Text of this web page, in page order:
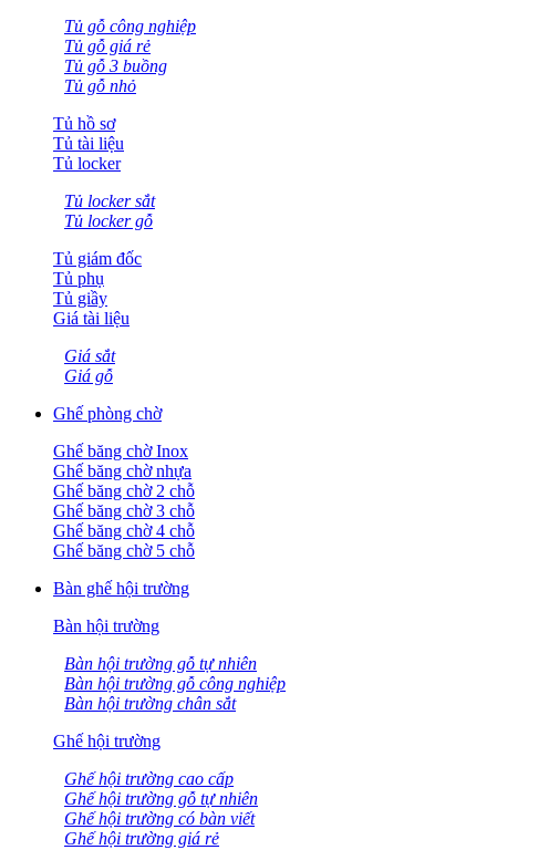
Tủ gỗ công nghiệp
Tủ gỗ giá rẻ
Tủ gỗ 3 buồng
Tủ gỗ nhỏ
Tủ hồ sơ
Tủ tài liệu
Tủ locker
Tủ locker sắt
Tủ locker gỗ
Tủ giám đốc
Tủ phụ
Tủ giầy
Giá tài liệu
Giá sắt
Giá gỗ
Ghế phòng chờ
Ghế băng chờ Inox
Ghế băng chờ nhựa
Ghế băng chờ 2 chỗ
Ghế băng chờ 3 chỗ
Ghế băng chờ 4 chỗ
Ghế băng chờ 5 chỗ
Bàn ghế hội trường
Bàn hội trường
Bàn hội trường gỗ tự nhiên
Bàn hội trường gỗ công nghiệp
Bàn hội trường chân sắt
Ghế hội trường
Ghế hội trường cao cấp
Ghế hội trường gỗ tự nhiên
Ghế hội trường có bàn viết
Ghế hội trường giá rẻ